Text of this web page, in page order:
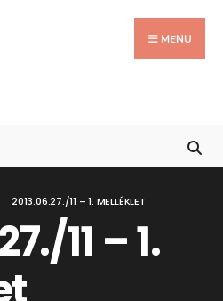
MENU
2013.06.27./11 – 1. MELLÉKLET
11 – 1.
Close